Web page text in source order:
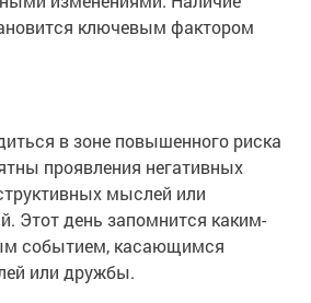
ключевым фактором
в зоне повышенного риска
проявления негативных
мыслей или
Этот день запомнится каким-
событием, касающимся
или дружбы.